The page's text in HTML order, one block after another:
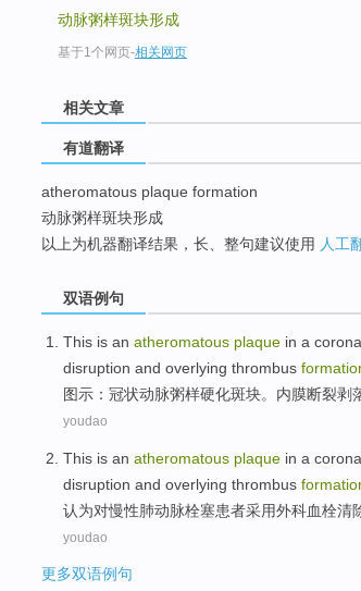
动脉粥样斑块形成
基于1个网页-相关网页
相关文章
有道翻译
atheromatous plaque formation
动脉粥样斑块形成
以上为机器翻译结果，长、整句建议使用 人工
双语例句
This is an atheromatous plaque in a
disruption and overlying thrombus
图示： 冠状动脉粥样硬化斑块。 内膜断裂剥
youdao
This is an atheromatous plaque in a
disruption and overlying thrombus
认为对慢性肺动脉栓塞患者采用外科血栓清
youdao
更多双语例句